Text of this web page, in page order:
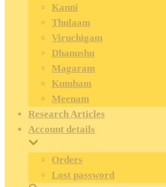
Kanni
Thulaam
Viruchigam
Dhanushu
Magaram
Kumbam
Meenam
Research Articles
Account details
Orders
Lost password